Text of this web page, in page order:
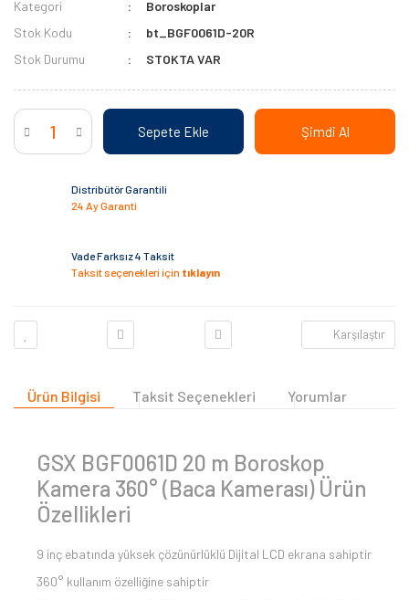
Kategori
Boroskoplar
Stok Kodu
bt_BGF0061D-20R
Stok Durumu
STOKTA VAR
Sepete Ekle Şimdi Al
Distribütör Garantili
24 Ay Garanti
Vade Farksız 4 Taksit
Taksit seçenekleri için tıklayın
Karşılaştır
Ürün Bilgisi Taksit Seçenekleri Yorumlar
GSX BGF0061D 20 m Boroskop
Kamera 360° (Baca Kamerası) Ürün
Özellikleri
9 inç ebatında yüksek çözünürlüklü Dijital LCD ekrana sahiptir
360° kullanım özelliğine sahiptir